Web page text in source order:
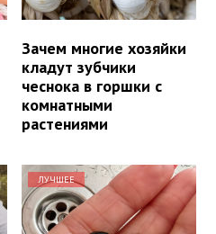
Зачем многие хозяйки
кладут зубчики
чеснока в горшки с
комнатными
растениями
ЛУЧШЕЕ